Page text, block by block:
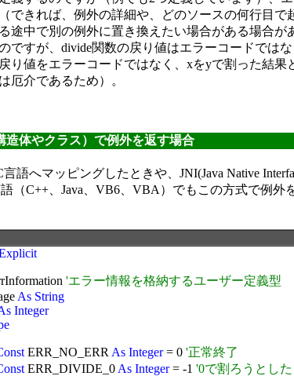
できれば、例外の詳細や、どのソースの何行目で
途中で別の例外に置き換えたい場合がある場合が
ですが、divide関数の戻り値はエラーコードでは
り値をエラーコードではなく、xをyで割った結
厄介であるため）。
造体やクラス）で例外を返す場合
へマッピングしたときや、JNI(Java Native
（C++、Java、VB6、VBA）でもこの方式で例外
'エラー情報を格納するユーザー定義型
As String
Integer
ERR_NO_ERR As Integer= 0 '正常終了
ERR_DIVIDE_0 As Integer= -1 '0で割ろうとし